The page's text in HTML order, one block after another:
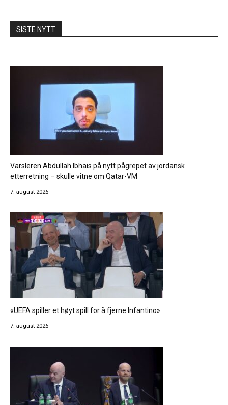
SISTE NYTT
Varsleren Abdullah Ibhais på nytt pågrepet av jordansk
etterretning – skulle vitne om Qatar-VM
7. august 2026
«UEFA spiller et høyt spill for å fjerne Infantino»
7. august 2026